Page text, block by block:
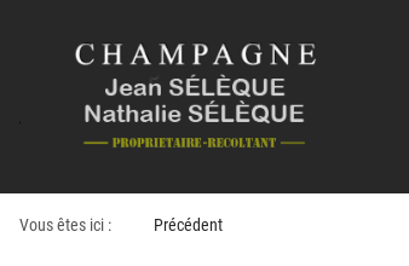
Vous êtes ici : Précédent